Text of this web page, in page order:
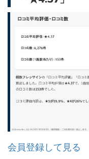
会員登録して見る